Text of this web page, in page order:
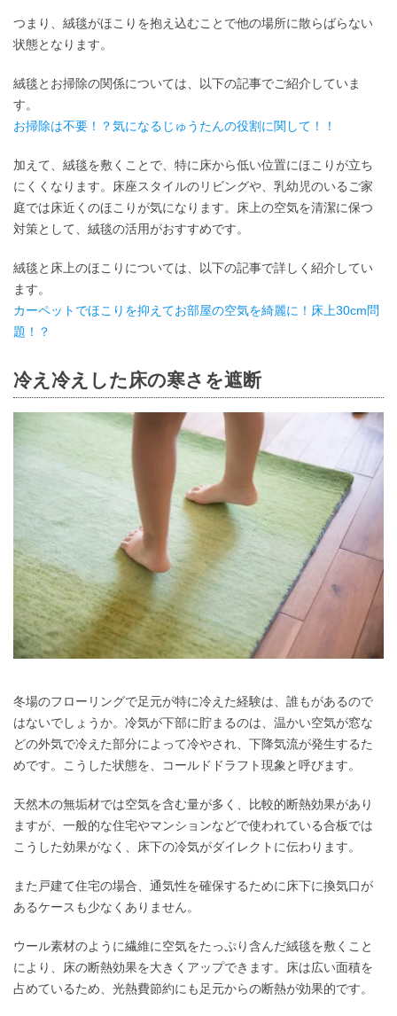
つまり、絨毯がほこりを抱え込むことで他の場所に散らばらない
状態となります。
絨毯とお掃除の関係については、以下の記事でご紹介していま
す。
お掃除は不要！？気になるじゅうたんの役割に関して！！
加えて、絨毯を敷くことで、特に床から低い位置にほこりが立ち
にくくなります。床座スタイルのリビングや、乳幼児のいるご家
庭では床近くのほこりが気になります。床上の空気を清潔に保つ
対策として、絨毯の活用がおすすめです。
絨毯と床上のほこりについては、以下の記事で詳しく紹介してい
ます。
カーペットでほこりを抑えてお部屋の空気を綺麗に！床上30cm問
題！？
冷え冷えした床の寒さを遮断
冬場のフローリングで足元が特に冷えた経験は、誰もがあるので
はないでしょうか。冷気が下部に貯まるのは、温かい空気が窓な
どの外気で冷えた部分によって冷やされ、下降気流が発生するた
めです。こうした状態を、コールドドラフト現象と呼びます。
天然木の無垢材では空気を含む量が多く、比較的断熱効果があり
ますが、一般的な住宅やマンションなどで使われている合板では
こうした効果がなく、床下の冷気がダイレクトに伝わります。
また戸建て住宅の場合、通気性を確保するために床下に換気口が
あるケースも少なくありません。
ウール素材のように繊維に空気をたっぷり含んだ絨毯を敷くこと
により、床の断熱効果を大きくアップできます。床は広い面積を
占めているため、光熱費節約にも足元からの断熱が効果的です。